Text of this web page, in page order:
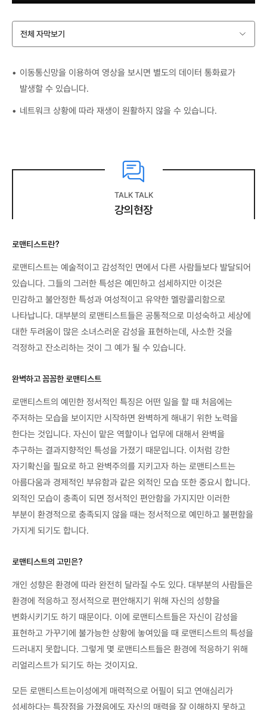
전체 자막보기
이동통신망을 이용하여 영상을 보시면 별도의 데이터 통화료가
발생할 수 있습니다.
네트워크 상황에 따라 재생이 원활하지 않을 수 있습니다.
TALK TALK
강의현장
로맨티스트란?
로맨티스트는 예술적이고 감성적인 면에서 다른 사람들보다 발달되어
있습니다. 그들의 그러한 특성은 예민하고 섬세하지만 이것은
민감하고 불안정한 특성과 여성적이고 유약한 멜랑콜리함으로
나타납니다. 대부분의 로맨티스트들은 공통적으로 미성숙하고 세상에
대한 두려움이 많은 소녀스러운 감성을 표현하는데, 사소한 것을
걱정하고 잔소리하는 것이 그 예가 될 수 있습니다.
완벽하고 꼼꼼한 로맨티스트
로맨티스트의 예민한 정서적인 특징은 어떤 일을 할 때 처음에는
주저하는 모습을 보이지만 시작하면 완벽하게 해내기 위한 노력을
한다는 것입니다. 자신이 맡은 역할이나 업무에 대해서 완벽을
추구하는 결과지향적인 특성을 가졌기 때문입니다. 이처럼 강한
자기확신을 필요로 하고 완벽주의를 지키고자 하는 로맨티스트는
아름다움과 경제적인 부유함과 같은 외적인 모습 또한 중요시 합니다.
외적인 모습이 충족이 되면 정서적인 편안함을 가지지만 이러한
부분이 환경적으로 충족되지 않을 때는 정서적으로 예민하고 불편함을
가지게 되기도 합니다.
로맨티스트의 고민은?
개인 성향은 환경에 따라 완전히 달라질 수도 있다. 대부분의 사람들은
환경에 적응하고 정서적으로 편안해지기 위해 자신의 성향을
변화시키기도 하기 때문이다. 이에 로맨티스트들은 자신이 감성을
표현하고 가꾸기에 불가능한 상황에 놓여있을 때 로맨티스트의 특성을
드러내지 못합니다. 그렇게 몇 로맨티스트들은 환경에 적응하기 위해
리얼리스트가 되기도 하는 것이지요.
모든 로맨티스트는이성에게 매력적으로 어필이 되고 연애심리가
섬세하다는 특장점을 가졌음에도 자신의 매력을 잘 이해하지 못하고